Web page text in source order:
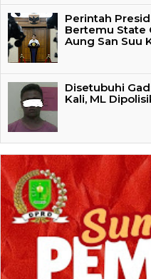
Perintah
Bertemu State
Aung San Suu
Disetubuhi
Kali, ML